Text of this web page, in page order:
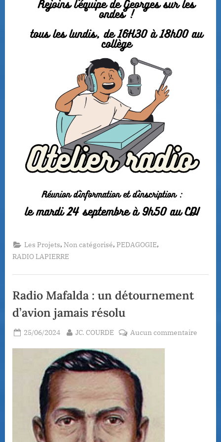
Les Projets,Non catégorisé,PEDAGOGIE,
RADIO LAPIERRE
Radio Mafalda : un détournement
d’avion jamais résolu
Posted
25/06/2024 By
JC. COURDE Aucun commentairesur